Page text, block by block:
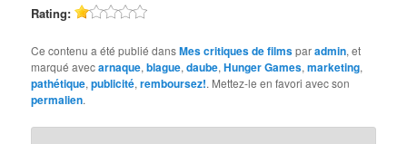
Rating:
Ce contenu a été publié dansMes critiques de filmsparadmin, et
marqué avecarnaque,blague,daube,Hunger Games,marketing,
pathétique,publicité,remboursez!. Mettez-le en favori avec son
permalien.